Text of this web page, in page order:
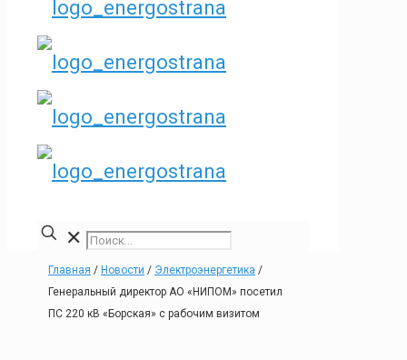
✕
Главная / Новости / Электроэнергетика /
Генеральный директор АО «НИПОМ» посетил
ПС 220 кВ «Борская» с рабочим визитом